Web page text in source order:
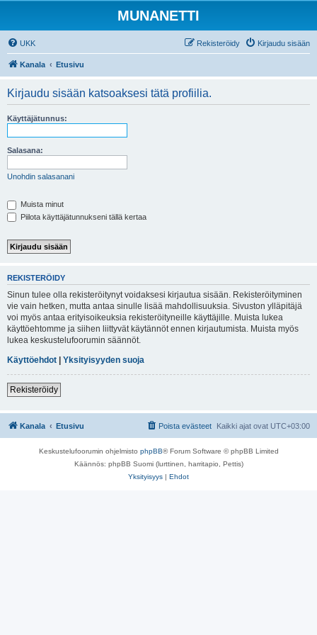
MUNANETTI
UKK Kirjaudu sisään
Rekisteröidy
Kanala Etusivu
Kirjaudu sisään katsoaksesi tätä profiilia.
Käyttäjätunnus:
Salasana:
Unohdin salasanani
Muista minut
Piilota käyttäjätunnukseni tällä kertaa
REKISTERÖIDY
Sinun tulee olla rekisteröitynyt voidaksesi kirjautua sisään. Rekisteröityminen
vie vain hetken, mutta antaa sinulle lisää mahdollisuuksia. Sivuston ylläpitäjä
voi myös antaa erityisoikeuksia rekisteröityneille käyttäjille. Muista lukea
käyttöehtomme ja siihen liittyvät käytännöt ennen kirjautumista. Muista myös
lukea keskustelufoorumin säännöt.
Käyttöehdot | Yksityisyyden suoja
Rekisteröidy
Kanala Etusivu Kaikki ajat ovat UTC+03:00
Poista evästeet
Keskustelufoorumin ohjelmisto phpBB® Forum Software © phpBB Limited
Käännös: phpBB Suomi (lurttinen, harritapio, Pettis)
Yksityisyys | Ehdot